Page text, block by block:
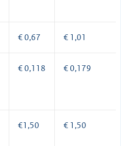
€ 0,67 € 1,01
€ 0,118 € 0,179
€1,50 € 1,50